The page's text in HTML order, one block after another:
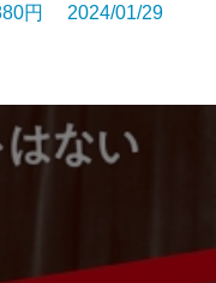
円 2024/01/29